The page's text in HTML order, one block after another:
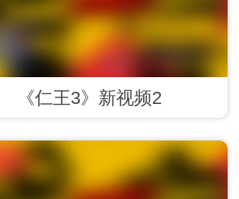
《仁王3》新视频2